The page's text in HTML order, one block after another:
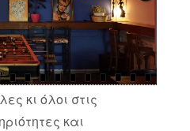
κι όλοι στις
και